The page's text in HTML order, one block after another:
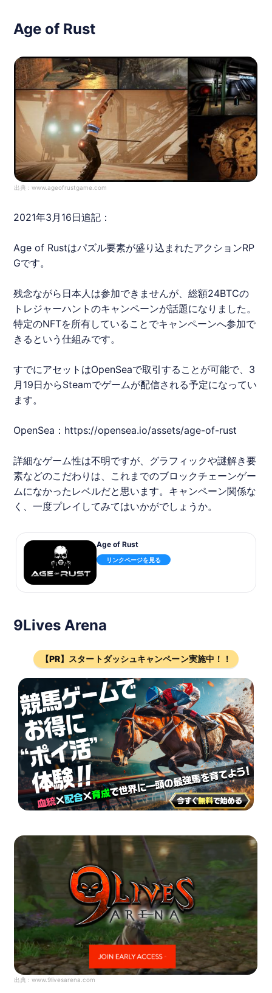
Age of Rust
出典 :www.ageofrustgame.com
2021年3月16日追記：
Age of Rustはパズル要素が盛り込まれたアクションRP
Gです。
残念ながら日本人は参加できませんが、総額24BTCの
トレジャーハントのキャンペーンが話題になりました。
特定のNFTを所有していることでキャンペーンへ参加で
きるという仕組みです。
すでにアセットはOpenSeaで取引することが可能で、3
月19日からSteamでゲームが配信される予定になってい
ます。
OpenSea： https://opensea.io/assets/age-of-rust
詳細なゲーム性は不明ですが、グラフィックや謎解き要
素などのこだわりは、これまでのブロックチェーンゲー
ムになかったレベルだと思います。キャンペーン関係な
く、一度プレイしてみてはいかがでしょうか。
Age of Rust
リンクページを見る
9Lives Arena
【PR】スタートダッシュキャンペーン実施中！！
出典 :www.9livesarena.com